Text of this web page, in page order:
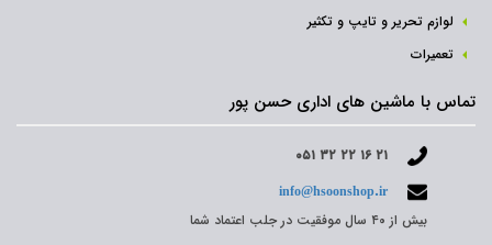
لوازم تحریر و تایپ و تکثیر
تعمیرات
تماس با ماشین های اداری حسن پور
۰۵۱ ۳۲ ۲۲ ۱۶ ۲۱
info@hsoonshop.ir
بیش از ۴۰ سال موفقیت در جلب اعتماد شما